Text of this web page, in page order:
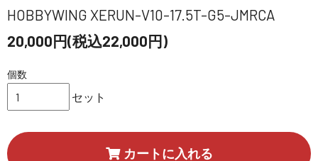
HOBBYWING XERUN-V10-17.5T-G5-JMRCA
20,000円(税込22,000円)
個数
セット
カートに入れる